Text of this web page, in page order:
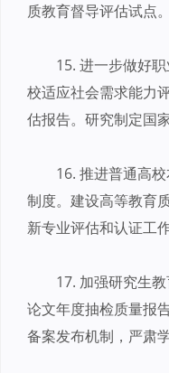
质教育督导评估试点。
15. 进一步做好
校适应社会需求能力
估报告。研究制定国
16. 推进普通高
制度。建设高等教育
新专业评估和认证工
17. 加强研究生
论文年度抽检质量报
备案发布机制，严肃